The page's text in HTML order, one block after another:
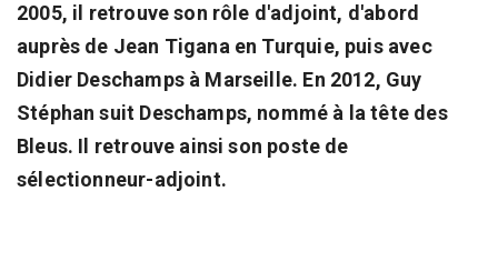
2005, il retrouve son rôle d'adjoint, d'abord
auprès de Jean Tigana en Turquie, puis avec
Didier Deschamps à Marseille. En 2012, Guy
Stéphan suit Deschamps, nommé à la tête des
Bleus. Il retrouve ainsi son poste de
sélectionneur-adjoint.